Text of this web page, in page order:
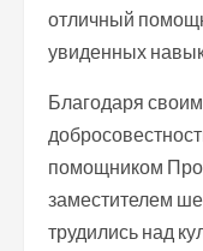
отличный
увиденных
Благодаря
помощником
заместителем
трудились над